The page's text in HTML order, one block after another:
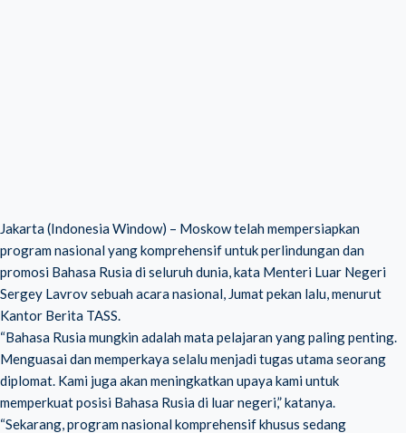
Jakarta (Indonesia Window) – Moskow telah mempersiapkan
program nasional yang komprehensif untuk perlindungan dan
promosi Bahasa Rusia di seluruh dunia, kata Menteri Luar Negeri
Sergey Lavrov sebuah acara nasional, Jumat pekan lalu, menurut
Kantor Berita TASS.
“Bahasa Rusia mungkin adalah mata pelajaran yang paling penting.
Menguasai dan memperkaya selalu menjadi tugas utama seorang
diplomat. Kami juga akan meningkatkan upaya kami untuk
memperkuat posisi Bahasa Rusia di luar negeri,” katanya.
“Sekarang, program nasional komprehensif khusus sedang